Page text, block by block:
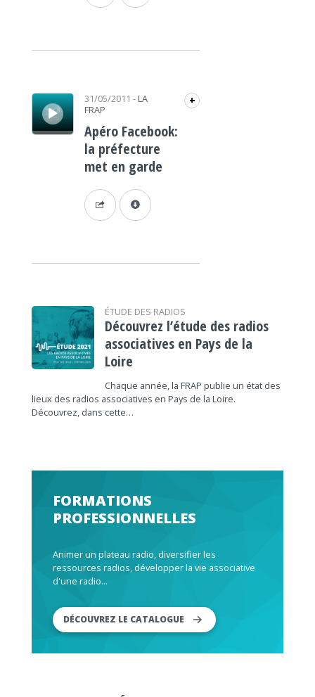
Lecteur audio 31/05/2011 - LA
FRAP
+
Apéro Facebook:
la préfecture
met en garde
ÉTUDE DES RADIOS
Découvrez l’étude des radios
associatives en Pays de la
Loire
Chaque année, la FRAP publie un état des
lieux des radios associatives en Pays de la Loire.
Découvrez, dans cette…
FORMATIONS
PROFESSIONNELLES
Animer un plateau radio, diversifier les
ressources radios, développer la vie associative
d'une radio...
DÉCOUVREZ LE CATALOGUE